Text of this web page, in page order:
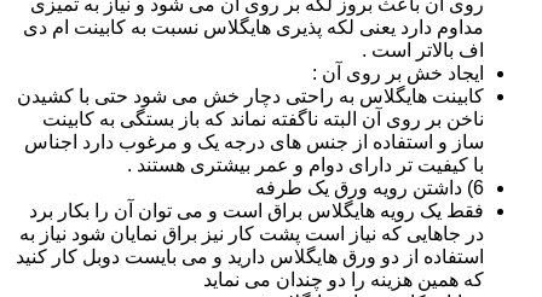
مداوم دارد یعنی لکه پذیری هایگلاس نسبت به کابینت ام دی
اف بالاتر است .
ایجاد خش بر روی آن :
کابینت هایگلاس به راحتی دچار خش می شود حتی با کشیدن
ناخن بر روی آن البته ناگفته نماند که باز بستگی به کابینت
ساز و استفاده از جنس های درجه یک و مرغوب دارد اجناس
با کیفیت تر دارای دوام و عمر بیشتری هستند .
6) داشتن رویه ورق یک طرفه
فقط یک رویه هایگلاس براق است و می توان آن را بکار برد
در جاهایی که نیاز است پشت کار نیز براق نمایان شود نیاز به
استفاده از دو ورق هایگلاس دارید و می بایست دوبل کار کنید
که همین هزینه را دو چندان می نماید